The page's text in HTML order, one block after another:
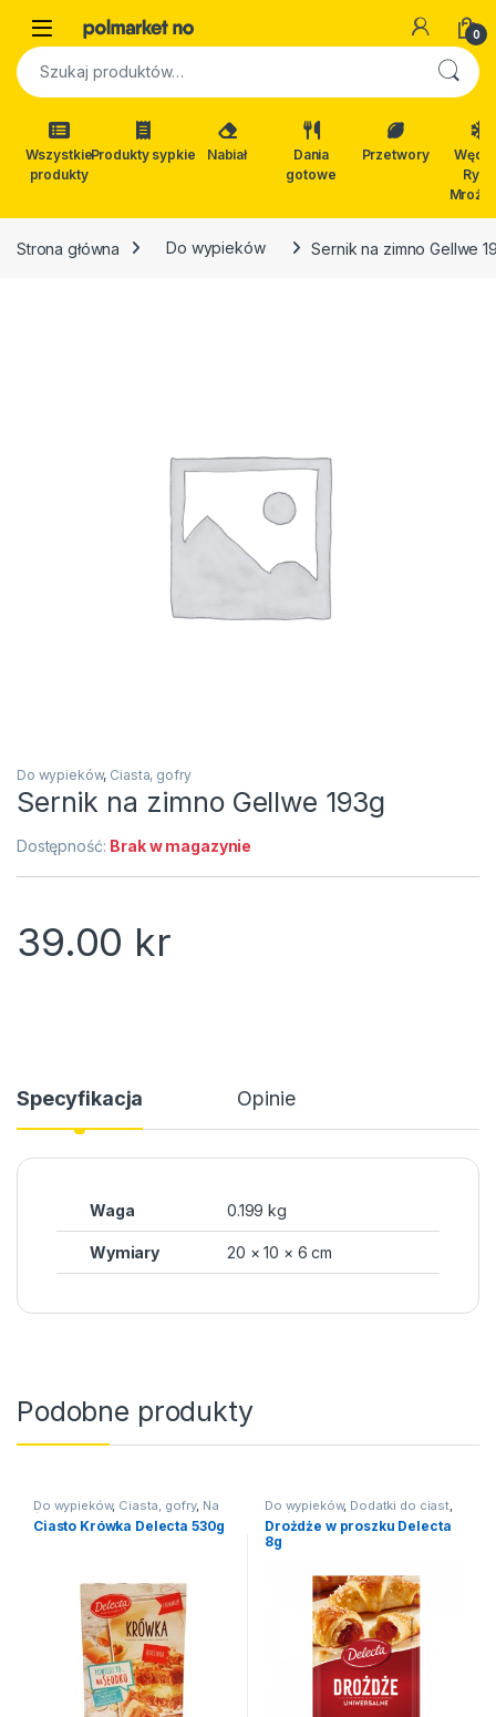
Open 0
Szukaj:
Wszystkie
produkty
Produkty sypkie Nabiał
Dania
gotowe
Przetwory
Ryby
Strona główna Do wypieków Sernik na zimno Gellwe
Do wypieków, Ciasta, gofry
Sernik na zimno Gellwe 193g
Dostępność: Brak w magazynie
39.00 kr
Specyfikacja Opinie
Waga 0.199 kg
Wymiary 20 × 10 × 6 cm
Podobne produkty
Do wypieków, Ciasta, gofry, Na
święta
Ciasto Krówka Delecta 530g
Do wypieków, Dodatki do ciast,
Na święta
Drożdże w proszku Delecta
8g